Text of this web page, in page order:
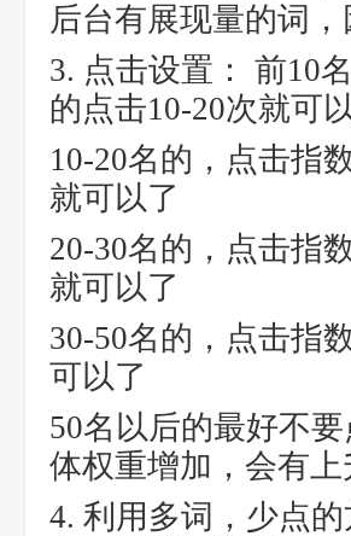
后台有展现量的词
3. 点击设置： 前10
的点击10-20次就可
10-20名的，点击指
就可以了
20-30名的，点击指
就可以了
30-50名的，点击指
可以了
50名以后的最好不
体权重增加，会有
4. 利用多词，少点